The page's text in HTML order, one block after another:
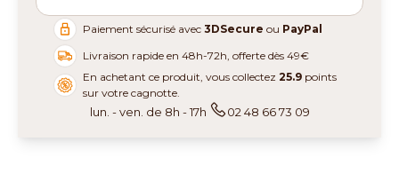
Paiement sécurisé avec3DSecure ou PayPal
Livraison rapide en 48h-72h, offerte dès 49€
En achetant ce produit, vous collectez25.9 points
sur votre cagnotte.
lun. - ven. de 8h - 17h 02 48 66 73 09